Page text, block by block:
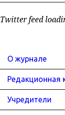
Twitter feed
О журнале
Редакционная
Учредители